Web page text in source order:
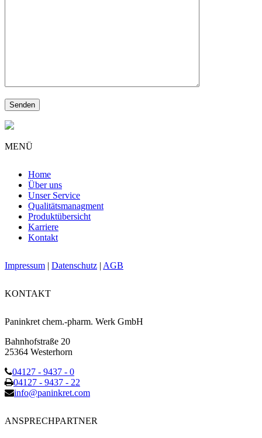
MENÜ
Home
Über uns
Unser Service
Qualitätsmanagment
Produktübersicht
Karriere
Kontakt
Impressum | Datenschutz | AGB
KONTAKT
Paninkret chem.-pharm. Werk GmbH
Bahnhofstraße 20
25364 Westerhorn
04127 - 9437 - 0
04127 - 9437 - 22
info@paninkret.com
ANSPRECHPARTNER